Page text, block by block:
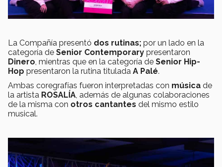
La Compañía presentó dos rutinas; por un lado en la
categoría de Senior Contemporary presentaron
Dinero, mientras que en la categoría de Senior Hip-
Hop presentaron la rutina titulada A Palé.
Ambas coregrafías fueron interpretadas con música de
la artista ROSALÍA, además de algunas colaboraciones
de la misma con otros cantantes del mismo estilo
musical.